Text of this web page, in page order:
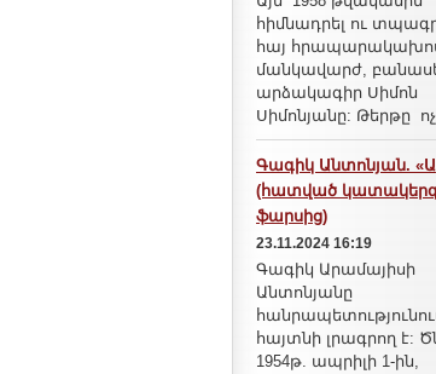
հիմնադրել ու
հայ
մանկավարժ,
արձակագիր Սիմոն
Սիմոնյանը: Թերթը
Գագիկ Անտոնյան.
(հատված
ֆարսից)
23.11.2024 16:19
Գագիկ Արամայիսի
Անտոնյանը
հայտնի լրագրող է:
1954թ. ապրիլի 1-ին,